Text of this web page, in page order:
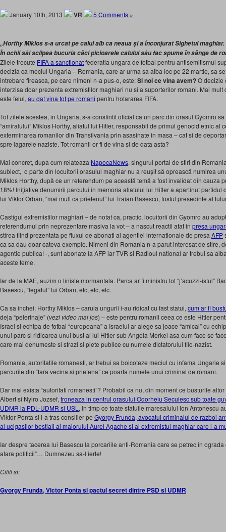
January 10th, 2013 VR 5 Comments »
„Horthy Miklos s-a urcat pe calul alb ca neaua și a înconjurat Sighetul maghiar.
În ochii săi sclipea bucuriacăci picioarele calului său fac spume în sânge de
Zilele trecute FIFA a sanctionatfederatia ungara de fotbal pentru antisemitismul
decizia ca meciul Ungaria – Romania, care ar urma sa aiba loc pe 22 martie, sa
intrebare fireasca, pe care nimeni n-a pus-o, este:Si noi ce vina avem?O decizie
interzisa doar prezenta extremistilor maghiari nu si a suporterilor romani. Mai mult
este felul, au dat vina tot pe romani pentru hotararea FIFA.
Tot zilele acestea, in Ungaria, s-a consfintit oficial ca un parc din orasul Gyomro
“amiralului” Miklos Horthy, aliatul lui Hitler, responsabil de primul genocid etnic al
exterminarea romanilor din Transilvania prin asasinate in masa – cat si de
spre lagarele naziste. Tot romanii or fi de vina si de data asta?
Mai concret, dupa cum relateaza NapocaNews, singurul portal de stiri din
subiect, o parte din locuitorii orasului maghiar nu a reușit să oprească numirea
Miklos Horthy, după ce un referendum pe această temă a fost invalidat din cauza
18%! Iniţiative denumirii parcului in memoria aliatului lui Hitler a apartinut partidul
lui Viktor Orban, “mai mult ca prietenul” lui Traian Basescu, fostul presedinte al
Castigul extremistilor maghiari – de notat ca, practic, locuitorii din Gyomro au
referendumul prin neprezentare masiva la vot – a nascut reactii atat in presa
stirea fiind prezentata pe fluxul de abonati al agentiei internationale de presa AFP
ca sa dau doar cateva exemple. Nimeni din Romania n-a parut interesat de stire,
agentie publica! -, sunt abonate la AFP iar TVR si Radioul national ar trebui sa
aceste teme.
Iar de la MAE, auzim o liniste mormantala. Parca ar fi ministru tot “j’acuzzi-istul”
Basescu, “legatul” lui Orban, etc, etc, etc.
Ca sa inchei: Horthy Miklos – caruia ungurii i-au ridicat cu fast statui, cum ar fi
deja “pelerinaje” (vezi video mai jos) – este pentru romanii ceea ce este Hitler
Israel si echipa de fotbal “europeana” a Israelul ar alege sa joace “amical” cu
unui parc si ridicarea unui bust al lui Hitler sub Angela Merkel asa cum face se
care mai denumeste si strazi si piete publice cu numele dictatorului filo-nazist.
Romania, autoritatile romanesti, ar trebui sa boicoteze meciul cu infama Ungarie
parcurile din “tara vecina si prietena” ce poarta numele unui criminal de romani.
Dar mai exista “autoritati romanesti”? Probabil ca nu, din moment ce busturile
Albert si Nyiro Jozsef, troneaza in centrul orasului Odorheiu Secuiesc sub toate
UDMR la PDL-UDMR si USL , in timp ce toate statuile maresalului Ion Antonescu
Viktor Ponta si l-a tras consilier pe Gyorgy Frunda, avocatul criminalul de razboi
al ucigasilor bestiali ai maiorului Aurel Agache si al extremistul maghiar care l-a
Iar despre tacerea lui Basescu la porcariile anti-Romania care se petrec in
afara politicii”… Dumnezeu sa-l ierte!
Cititi si:
Gyorgy Frunda, Victor Ponta si pactul secret dintre PSD si UDMR